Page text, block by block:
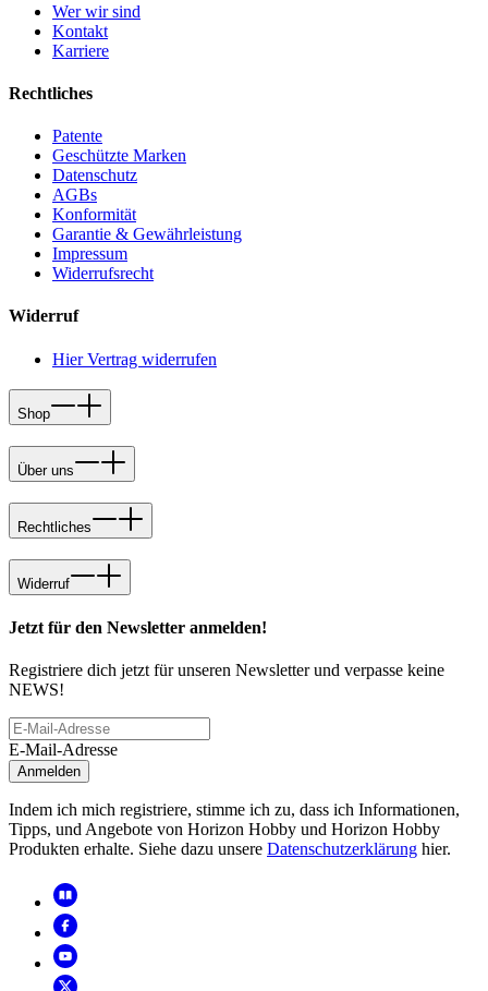
Wer wir sind
Kontakt
Karriere
Rechtliches
Patente
Geschützte Marken
Datenschutz
AGBs
Konformität
Garantie & Gewährleistung
Impressum
Widerrufsrecht
Widerruf
Hier Vertrag widerrufen
Shop
Über uns
Rechtliches
Widerruf
Jetzt für den Newsletter anmelden!
Registriere dich jetzt für unseren Newsletter und verpasse keine
NEWS!
E-Mail-Adresse
Anmelden
Indem ich mich registriere, stimme ich zu, dass ich Informationen,
Tipps, und Angebote von Horizon Hobby und Horizon Hobby
Produkten erhalte. Siehe dazu unsere Datenschutzerklärung hier.